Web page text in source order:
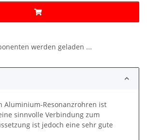
werden geladen ...
Aluminium-Resonanzrohren ist
sinnvolle Verbindung zum
ist jedoch eine sehr gute